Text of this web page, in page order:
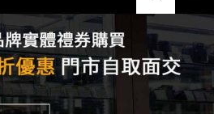
主要選單